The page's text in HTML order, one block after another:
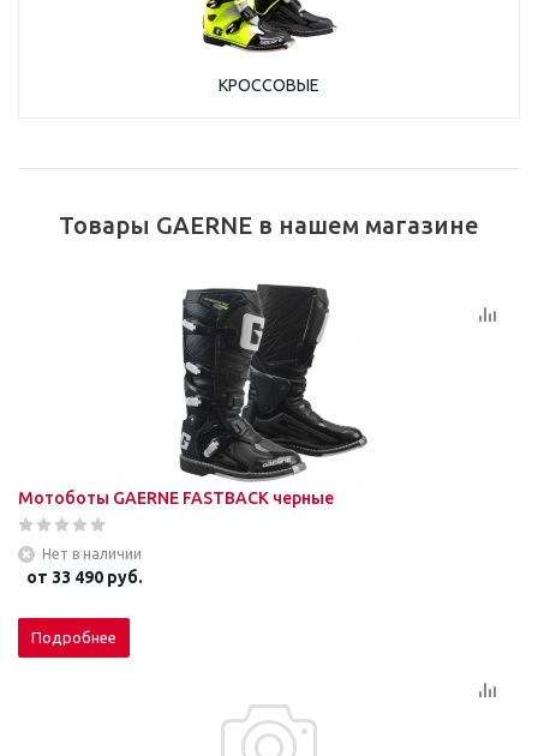
КРОССОВЫЕ
Товары GAERNE в нашем магазине
Мотоботы GAERNE FASTBACK черные
Нет в наличии
от 33 490 руб.
Подробнее